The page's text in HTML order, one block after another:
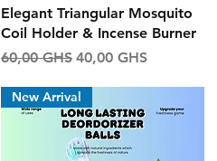
Aperçu rapide
Elegant Triangular Mosquito
Coil Holder & Incense Burner
Prix original
60,00 GHS Prix promotionnel
40,00 GHS
New Arrival